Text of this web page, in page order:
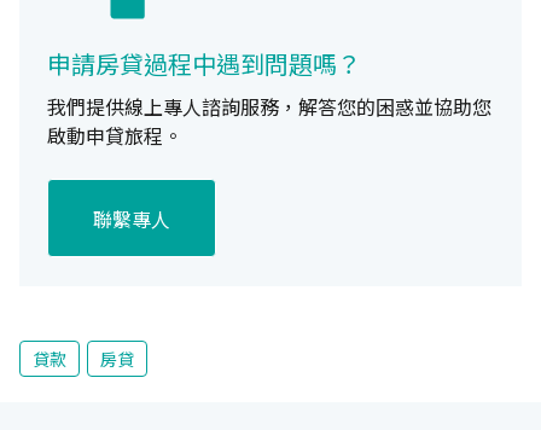
申請房貸過程中遇到問題嗎？
我們提供線上專人諮詢服務，解答您的困惑並協助您
啟動申貸旅程。
聯繫專人
貸款 房貸